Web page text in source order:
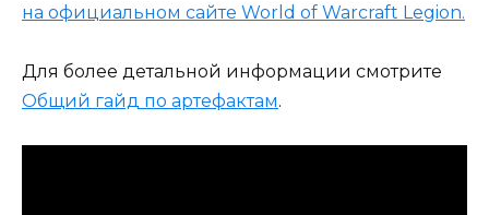
на официальном сайте World of Warcraft Legion.
Для более детальной информации смотрите
Общий гайд по артефактам.